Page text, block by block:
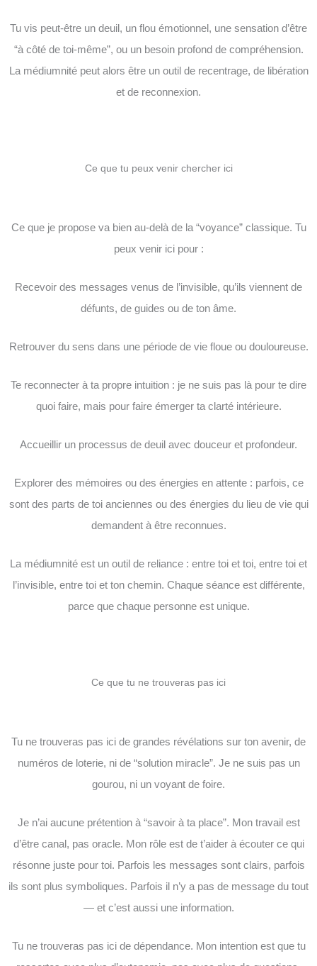
Tu vis peut-être un deuil, un flou émotionnel, une sensation d’être
“à côté de toi-même”, ou un besoin profond de compréhension.
La médiumnité peut alors être un outil de recentrage, de libération
et de reconnexion.
Ce que tu peux venir chercher ici
Ce que je propose va bien au-delà de la “voyance” classique. Tu
peux venir ici pour :
Recevoir des messages venus de l’invisible, qu’ils viennent de
défunts, de guides ou de ton âme.
Retrouver du sens dans une période de vie floue ou douloureuse.
Te reconnecter à ta propre intuition : je ne suis pas là pour te dire
quoi faire, mais pour faire émerger ta clarté intérieure.
Accueillir un processus de deuil avec douceur et profondeur.
Explorer des mémoires ou des énergies en attente : parfois, ce
sont des parts de toi anciennes ou des énergies du lieu de vie qui
demandent à être reconnues.
La médiumnité est un outil de reliance : entre toi et toi, entre toi et
l’invisible, entre toi et ton chemin. Chaque séance est différente,
parce que chaque personne est unique.
Ce que tu ne trouveras pas ici
Tu ne trouveras pas ici de grandes révélations sur ton avenir, de
numéros de loterie, ni de “solution miracle”. Je ne suis pas un
gourou, ni un voyant de foire.
Je n’ai aucune prétention à “savoir à ta place”. Mon travail est
d’être canal, pas oracle. Mon rôle est de t’aider à écouter ce qui
résonne juste pour toi. Parfois les messages sont clairs, parfois
ils sont plus symboliques. Parfois il n’y a pas de message du tout
— et c’est aussi une information.
Tu ne trouveras pas ici de dépendance. Mon intention est que tu